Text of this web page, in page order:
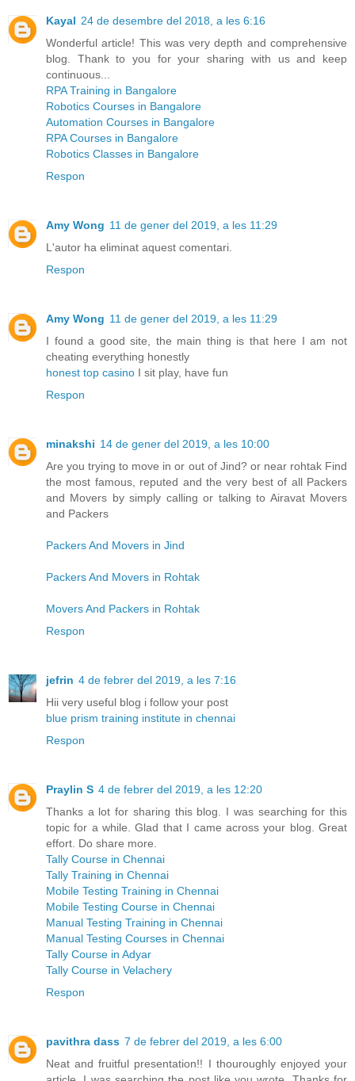
Kayal 24 de desembre del 2018, a les 6:16
Wonderful article! This was very depth and comprehensive
blog. Thank to you for your sharing with us and keep
continuous...
RPA Training in Bangalore
Robotics Courses in Bangalore
Automation Courses in Bangalore
RPA Courses in Bangalore
Robotics Classes in Bangalore
Respon
Amy Wong 11 de gener del 2019, a les 11:29
L'autor ha eliminat aquest comentari.
Respon
Amy Wong 11 de gener del 2019, a les 11:29
I found a good site, the main thing is that here I am not
cheating everything honestly
honest top casino I sit play, have fun
Respon
minakshi 14 de gener del 2019, a les 10:00
Are you trying to move in or out of Jind? or near rohtak Find
the most famous, reputed and the very best of all Packers
and Movers by simply calling or talking to Airavat Movers
and Packers
Packers And Movers in Jind
Packers And Movers in Rohtak
Movers And Packers in Rohtak
Respon
jefrin 4 de febrer del 2019, a les 7:16
Hii very useful blog i follow your post
blue prism training institute in chennai
Respon
Praylin S 4 de febrer del 2019, a les 12:20
Thanks a lot for sharing this blog. I was searching for this
topic for a while. Glad that I came across your blog. Great
effort. Do share more.
Tally Course in Chennai
Tally Training in Chennai
Mobile Testing Training in Chennai
Mobile Testing Course in Chennai
Manual Testing Training in Chennai
Manual Testing Courses in Chennai
Tally Course in Adyar
Tally Course in Velachery
Respon
pavithra dass 7 de febrer del 2019, a les 6:00
Neat and fruitful presentation!! I thouroughly enjoyed your